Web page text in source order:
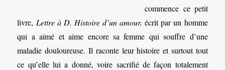
commence ce petit
livre, Lettre à D. Histoire d’un amour, écrit par un homme
qui a aimé et aime encore sa femme qui souffre d’une
maladie douloureuse. Il raconte leur histoire et surtout tout
ce qu’elle lui a donné, voire sacrifié de façon totalement